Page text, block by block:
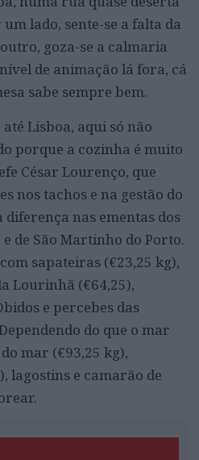
lado, sente-se a falta da
goza-se a calmaria
de animação lá fora, cá
sabe sempre bem.
Lisboa, aqui só não
porque a cozinha é muito
César Lourenço, que
nos tachos e na gestão do
nas ementas dos
de São Martinho do Porto.
sapateiras (€23,25 kg),
Lourinhã (€64,25),
e percebes das
do que o mar
mar (€93,25 kg),
lagostins e camarão de